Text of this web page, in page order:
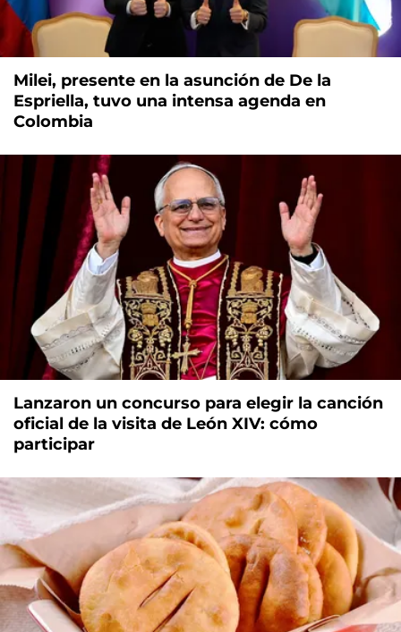
Milei, presente en la asunción de De la
Espriella, tuvo una intensa agenda en
Colombia
Lanzaron un concurso para elegir la canción
oficial de la visita de León XIV: cómo
participar